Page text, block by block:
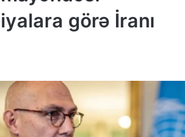
görə İranı